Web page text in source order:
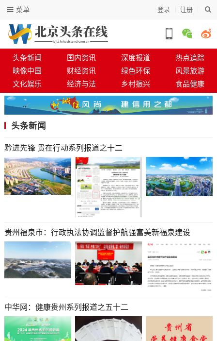
登录 注册
菜单
头条新闻 国内资讯 深度报道
热点追踪
映像中国
财经资讯 绿色环保
风景旅游
文化娱乐
经济与法 乡村振兴 食品健康
头条新闻
黔进先锋 贵在行动系列报道之十二
贵州福泉市：行政执法协调监督护航强富美新福泉建设
中华网：健康贵州系列报道之五十二